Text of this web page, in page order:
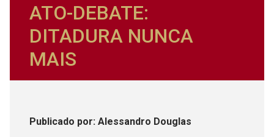
ATO-DEBATE:
DITADURA NUNCA
MAIS
Publicado por: Alessandro Douglas